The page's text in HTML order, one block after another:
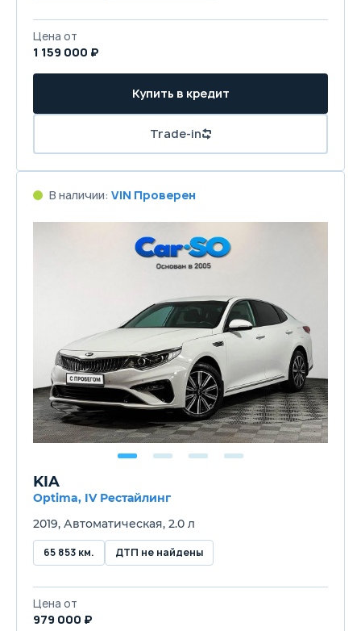
Цена от
1 159 000 ₽
Купить в кредит
Trade-in
В наличии: VIN Проверен
KIA
Optima, IV Рестайлинг
2019, Автоматическая, 2.0 л
65 853 км. ДТП не найдены
Цена от
979 000 ₽